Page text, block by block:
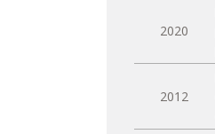
2020
2012